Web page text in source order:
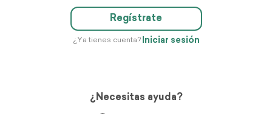
Regístrate
¿Ya tienes cuenta? Iniciar sesión
¿Necesitas ayuda?